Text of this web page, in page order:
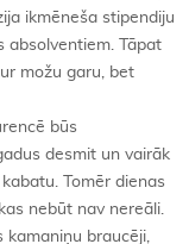
ikmēneša stipendiju
absolventiem. Tāpat
možu garu, bet
būs
desmit un vairāk
Tomēr dienas
nebūt nav nereāli.
kamaniņu braucēji,